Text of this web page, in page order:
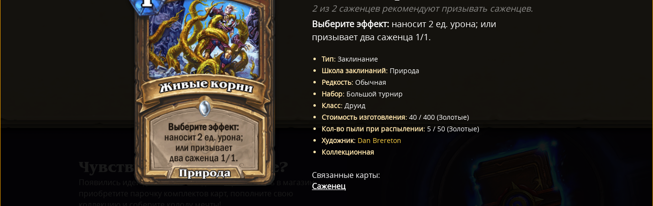
Чувствуете вдохновение?
Появились идеи для новой колоды? Отправляйтесь в магазин,
приобретите парочку комплектов карт, пополните свою
2 из 2 саженцев рекомендуют призывать саженцев.
Выберите эффект: наносит 2 ед. урона; или
призывает два саженца 1/1.
Тип: Заклинание
Школа заклинаний: Природа
Редкость: Обычная
Набор: Большой турнир
Класс: Друид
Стоимость изготовления: 40 / 400 (Золотые)
Кол-во пыли при распылении: 5 / 50 (Золотые)
Художник: Dan Brereton
Коллекционная
Связанные карты:
Саженец